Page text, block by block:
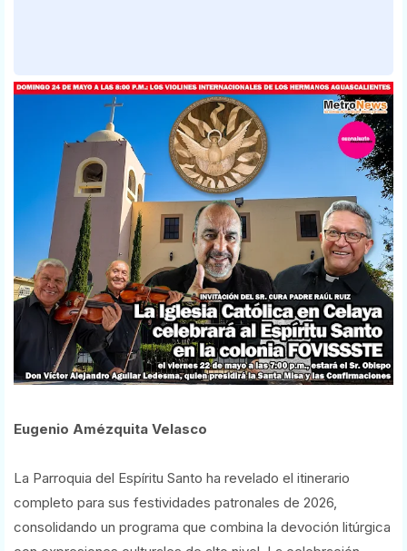
Eugenio Amézquita Velasco
La Parroquia del Espíritu Santo ha revelado el itinerario
completo para sus festividades patronales de 2026,
consolidando un programa que combina la devoción litúrgica